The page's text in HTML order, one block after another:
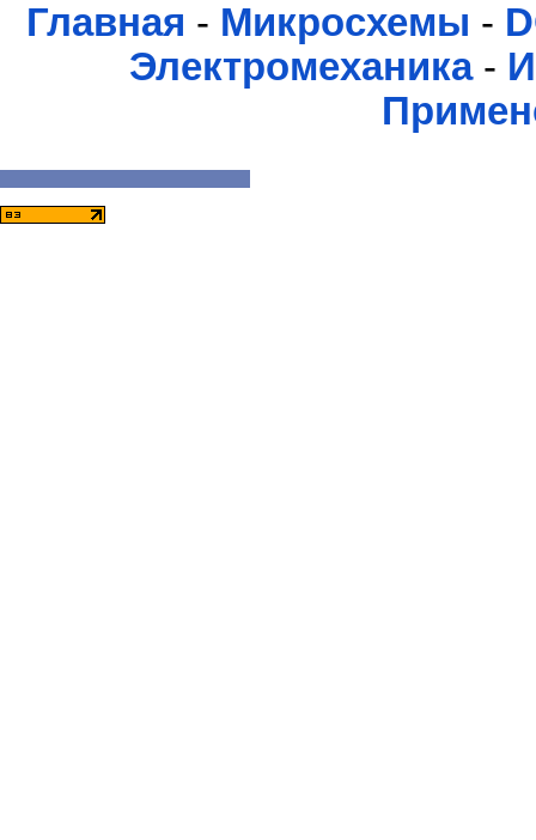
Главная - Микросхемы -
Электромеханика-